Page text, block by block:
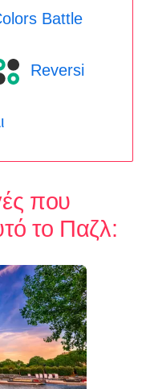
Battle
Reversi
που
το Παζλ: